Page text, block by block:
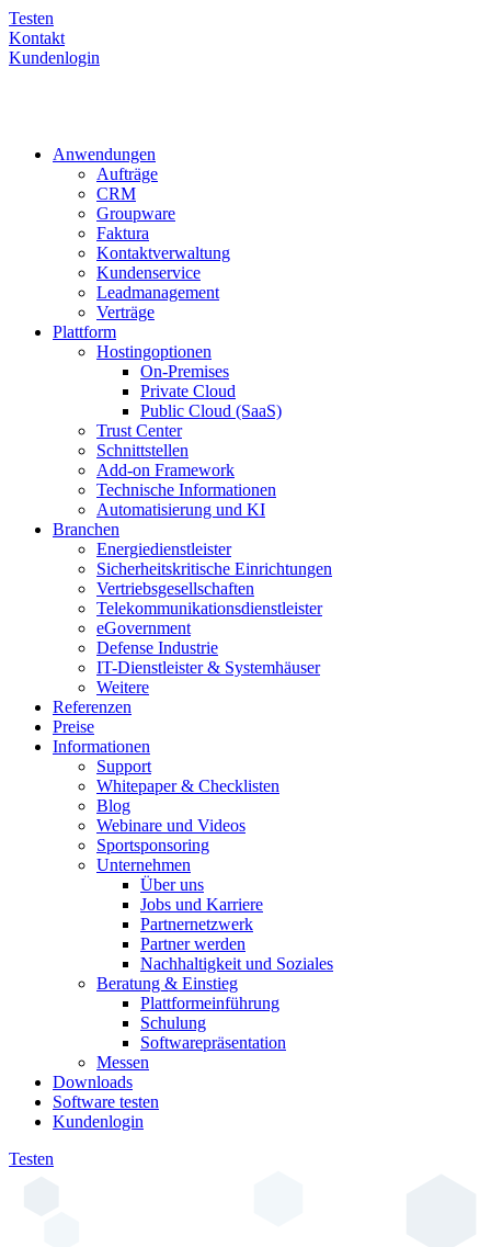
Testen
Kontakt
Kundenlogin
Anwendungen
Aufträge
CRM
Groupware
Faktura
Kontaktverwaltung
Kundenservice
Leadmanagement
Verträge
Plattform
Hostingoptionen
On-Premises
Private Cloud
Public Cloud (SaaS)
Trust Center
Schnittstellen
Add-on Framework
Technische Informationen
Automatisierung und KI
Branchen
Energiedienstleister
Sicherheitskritische Einrichtungen
Vertriebsgesellschaften
Telekommunikationsdienstleister
eGovernment
Defense Industrie
IT-Dienstleister & Systemhäuser
Weitere
Referenzen
Preise
Informationen
Support
Whitepaper & Checklisten
Blog
Webinare und Videos
Sportsponsoring
Unternehmen
Über uns
Jobs und Karriere
Partnernetzwerk
Partner werden
Nachhaltigkeit und Soziales
Beratung & Einstieg
Plattformeinführung
Schulung
Softwarepräsentation
Messen
Downloads
Software testen
Kundenlogin
Testen